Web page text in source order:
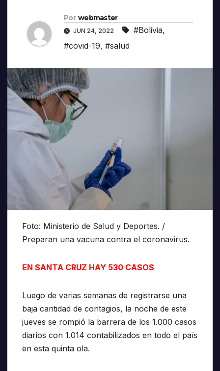
Por webmaster
JUN 24, 2022 #Bolivia,
#covid-19, #salud
Foto: Ministerio de Salud y Deportes. /
Preparan una vacuna contra el coronavirus.
EN SANTA CRUZ HAY 530 CASOS
Luego de varias semanas de registrarse una
baja cantidad de contagios, la noche de este
jueves se rompió la barrera de los 1.000 casos
diarios con 1.014 contabilizados en todo el país
en esta quinta ola.